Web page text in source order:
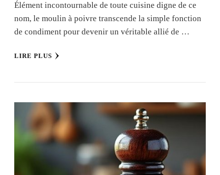
Élément incontournable de toute cuisine digne de ce
nom, le moulin à poivre transcende la simple fonction
de condiment pour devenir un véritable allié de …
LIRE PLUS